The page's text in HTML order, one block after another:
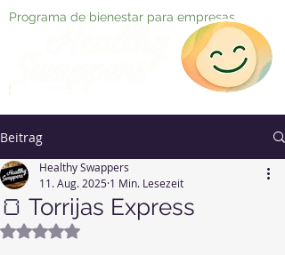
Programa de bienestar para empresas
Beitrag
🍞 Torrijas Express
Healthy Swappers
11. Aug. 2025 1 Min. Lesezeit
Mit NaN von 5 Sternen bewertet.